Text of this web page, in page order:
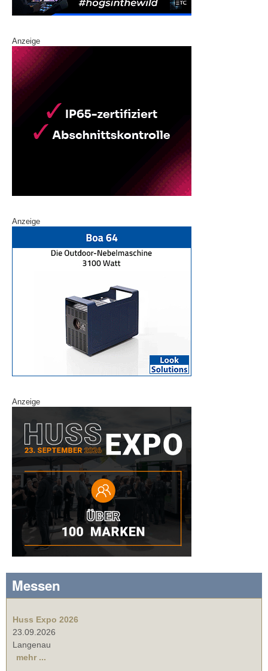
Anzeige
Anzeige
Anzeige
Messen
Huss Expo 2026
23.09.2026
Langenau
mehr ...